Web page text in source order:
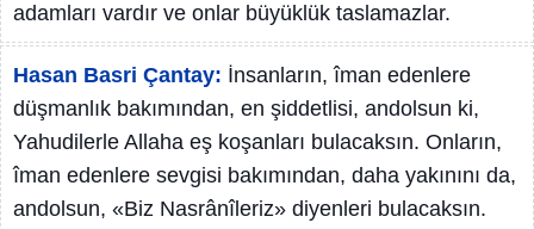
adamları vardır ve onlar büyüklük taslamazlar.
Hasan Basri Çantay: İnsanların, îman edenlere
düşmanlık bakımından, en şiddetlisi, andolsun ki,
Yahudilerle Allaha eş koşanları bulacaksın. Onların,
îman edenlere sevgisi bakımından, daha yakınını da,
andolsun, «Biz Nasrânîleriz» diyenleri bulacaksın.